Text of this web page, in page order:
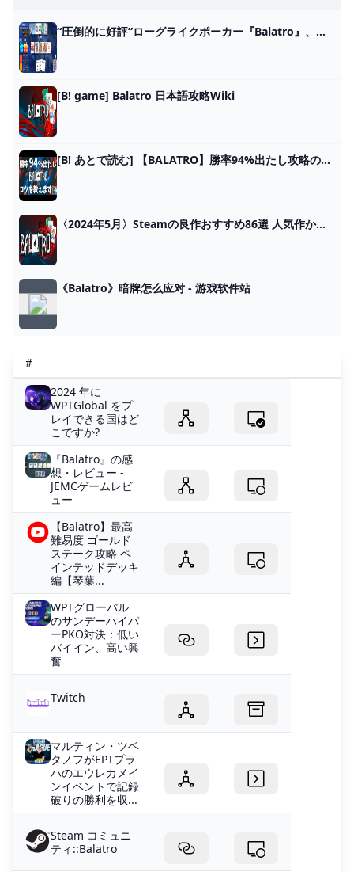
“圧倒的に好評”ローグライクポーカー『Balatro』、発売後3日で売上25万本達成。インフレさせまくりポーカー、口コミ広まりロケットスタート - AUTOMATON
[B! game] Balatro 日本語攻略Wiki
[B! あとで読む] 【BALATRO】勝率94%出たし攻略のコツを語ります【見るだけで上手くなる！】#balatro
〈2024年5月〉Steamの良作おすすめ86選 人気作からインディーズまで - Moovoo(ムーブー)
《Balatro》暗牌怎么应对 - 游戏软件站
#
2024 年に
WPTGlobal をプ
レイできる国はど
こですか?
『Balatro』の感
想・レビュー -
JEMCゲームレビ
ュー
【Balatro】最高
難易度 ゴールド
ステーク攻略 ペ
インテッドデッキ
編【琴葉...
WPTグローバル
のサンデーハイパ
ーPKO対決：低い
バイイン、高い興
奮
Twitch
マルティン・ツベ
タノフがEPTプラ
ハのエウレカメイ
ンイベントで記録
破りの勝利を収...
Steam コミュニ
ティ::Balatro